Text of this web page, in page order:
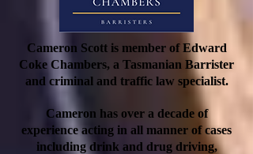
Cameron Scott is member of Edward
Coke Chambers, a Tasmanian Barrister
and criminal and traffic law specialist.
Cameron has over a decade of
experience acting in all manner of cases
including drink and drug driving,